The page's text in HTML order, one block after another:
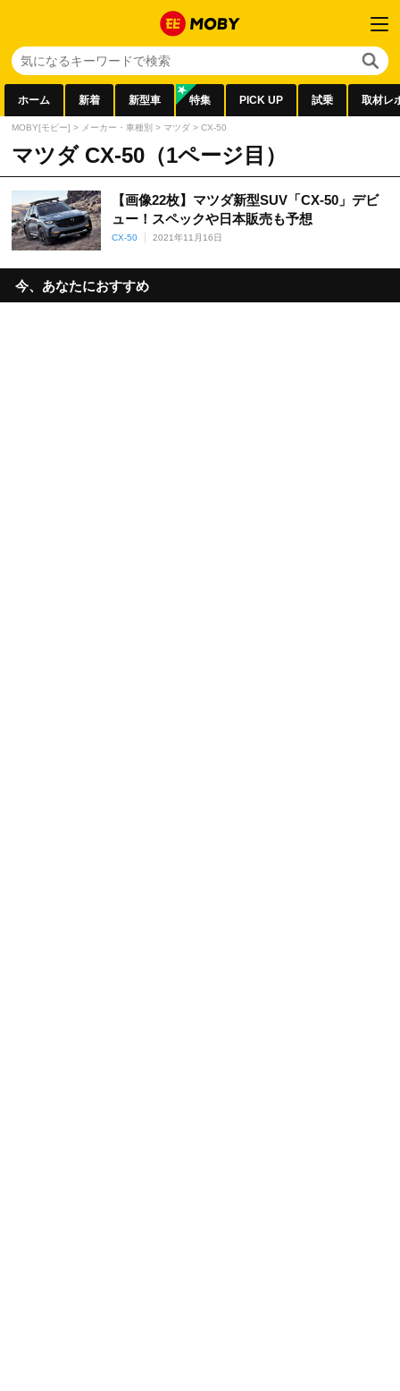
ホーム 新着 新型車 特集 PICK UP 試乗 取材レ
MOBY[モビー] > メーカー・車種別 > マツダ > CX-50
マツダ CX-50（1ページ目）
【画像22枚】マツダ新型SUV「CX-50」デビ
ュー！スペックや日本販売も予想
CX-50 2021年11月16日
今、あなたにおすすめ